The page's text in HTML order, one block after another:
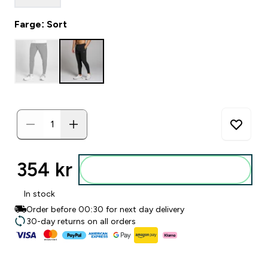
Farge: Sort
354 kr‎
In stock
Order before 00:30 for next day delivery
30-day returns on all orders